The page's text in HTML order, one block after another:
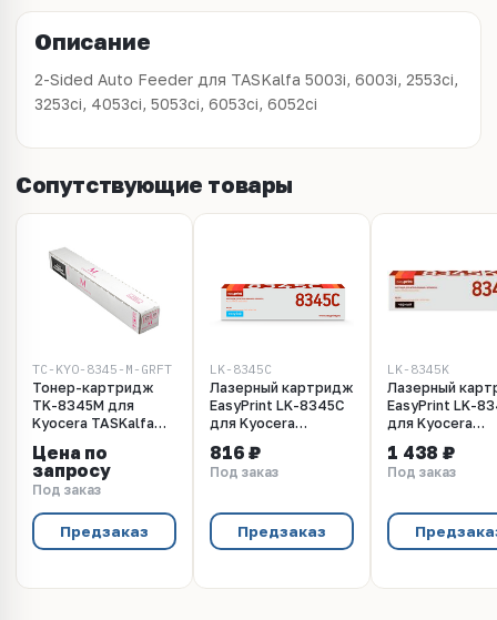
Описание
2-Sided Auto Feeder для TASKalfa 5003i, 6003i, 2553ci,
3253ci, 4053ci, 5053ci, 6053ci, 6052ci
Сопутствующие товары
TC-KYO-8345-M-GRFT
Тонер-картридж
TK-8345M для
Kyocera TASKalfa
12К, Grafit
Цена по
запросу
Под заказ
Предзаказ
LK-8345C
Лазерный картридж
EasyPrint LK-8345C
для Kyocera
2552ci/2553ci
(12000 стр.)
816 ₽
Под заказ
Предзаказ
LK-8345K
Лазерный
EasyPrint LK-
для Kyocera
2552ci/2553ci
(20000 стр.)
1 438 ₽
Под заказ